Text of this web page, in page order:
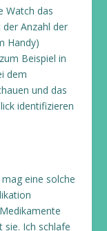
Watch das
Anzahl der
Handy)
Beispiel in
dem
und das
identifizieren
eine solche
Ich schlafe